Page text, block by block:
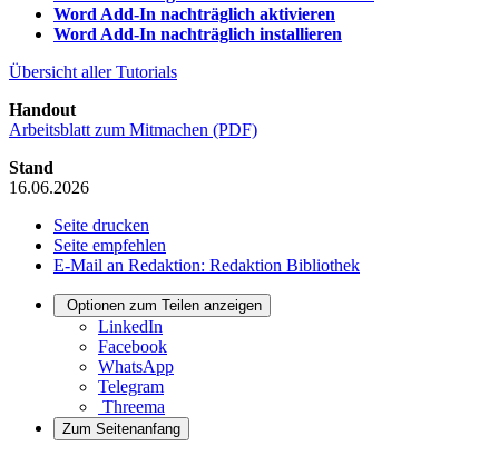
Word Add-In nachträglich aktivieren
Word Add-In nachträglich installieren
Übersicht aller Tutorials
Handout
Arbeitsblatt zum Mitmachen (PDF)
Stand
16.06.2026
Seite drucken
Seite empfehlen
E-Mail an Redaktion: Redaktion Bibliothek
Optionen zum Teilen anzeigen
LinkedIn
Facebook
WhatsApp
Telegram
Threema
Zum Seitenanfang